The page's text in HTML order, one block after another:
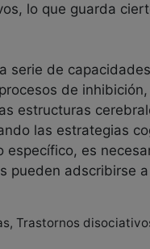
lo que guarda
serie de
de
estructuras
las estrategias
es
pueden adscribirse
Trastornos